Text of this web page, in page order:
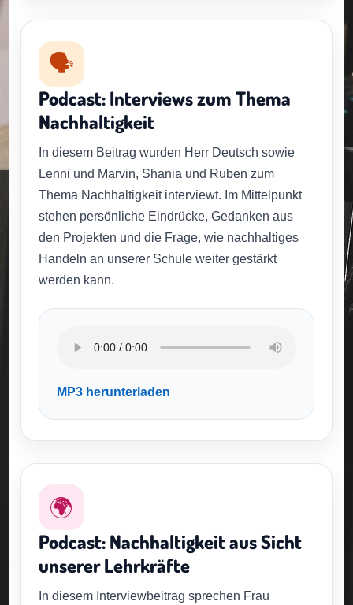
🗣️
Podcast: Interviews zum Thema
Nachhaltigkeit
In diesem Beitrag wurden Herr Deutsch sowie
Lenni und Marvin, Shania und Ruben zum
Thema Nachhaltigkeit interviewt. Im Mittelpunkt
stehen persönliche Eindrücke, Gedanken aus
den Projekten und die Frage, wie nachhaltiges
Handeln an unserer Schule weiter gestärkt
werden kann.
MP3 herunterladen
🌍
Podcast: Nachhaltigkeit aus Sicht
unserer Lehrkräfte
In diesem Interviewbeitrag sprechen Frau